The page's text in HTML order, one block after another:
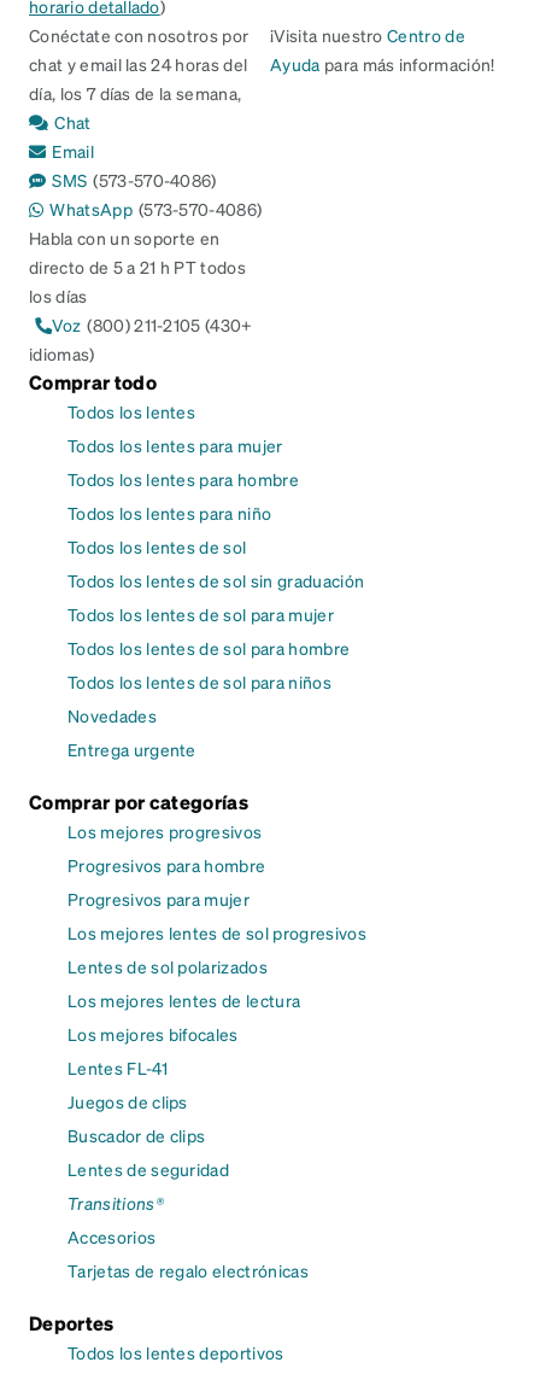
horario detallado)
Conéctate con nosotros por
chat y email las 24 horas del
día, los 7 días de la semana,
Chat
Email
SMS (573-570-4086)
WhatsApp (573-570-4086)
Habla con un soporte en
directo de 5 a 21 h PT todos
los días
Voz (800) 211-2105 (430+
idiomas)
¡Visita nuestroCentro de
Ayuda para más información!
Comprar todo
Todos los lentes
Todos los lentes para mujer
Todos los lentes para hombre
Todos los lentes para niño
Todos los lentes de sol
Todos los lentes de sol sin graduación
Todos los lentes de sol para mujer
Todos los lentes de sol para hombre
Todos los lentes de sol para niños
Novedades
Entrega urgente
Comprar por categorías
Los mejores progresivos
Progresivos para hombre
Progresivos para mujer
Los mejores lentes de sol progresivos
Lentes de sol polarizados
Los mejores lentes de lectura
Los mejores bifocales
Lentes FL-41
Juegos de clips
Buscador de clips
Lentes de seguridad
Transitions®
Accesorios
Tarjetas de regalo electrónicas
Deportes
Todos los lentes deportivos